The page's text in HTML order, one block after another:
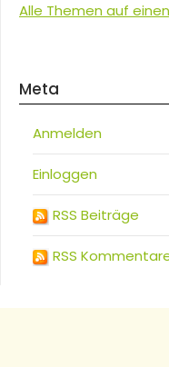
Alle Themen auf
Meta
Anmelden
Einloggen
RSS Beiträge
RSS